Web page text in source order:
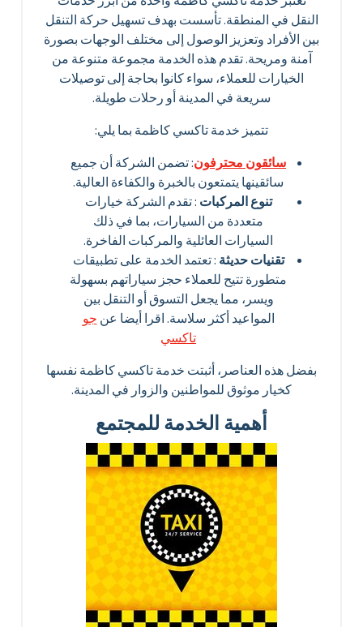
النقل في المنطقة. تأسست بهدف تسهيل حركة التنقل
بين الأفراد وتعزيز الوصول إلى مختلف الوجهات بصورة
آمنة ومريحة. تقدم هذه الخدمة مجموعة متنوعة من
الخيارات للعملاء، سواء كانوا بحاجة إلى توصيلات
سريعة في المدينة أو رحلات طويلة.
تتميز خدمة تاكسي كاظمة بما يلي:
سائقون محترفون: تضمن الشركة أن جميع
سائقينها يتمتعون بالخبرة والكفاءة العالية.
تنوع المركبات: تقدم الشركة خيارات
متعددة من السيارات، بما في ذلك
السيارات العائلية والمركبات الفاخرة.
تقنيات حديثة: تعتمد الخدمة على تطبيقات
متطورة تتيح للعملاء حجز سياراتهم بسهولة
ويسر، مما يجعل التسوق أو التنقل بين
المواعيد أكثر سلاسة. اقرا أيضا عنجو
تاكسي
بفضل هذه العناصر، أثبتت خدمة تاكسي كاظمة نفسها
كخيار موثوق للمواطنين والزوار في المدينة.
أهمية الخدمة للمجتمع